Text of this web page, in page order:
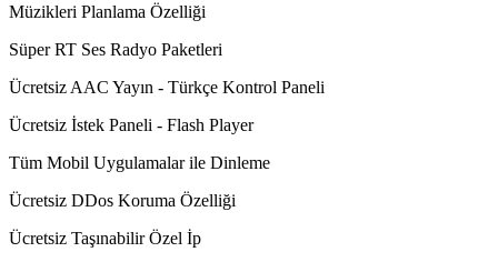
Müzikleri Planlama Özelliği
Süper RT Ses Radyo Paketleri
Ücretsiz AAC Yayın - Türkçe Kontrol Paneli
Ücretsiz İstek Paneli - Flash Player
Tüm Mobil Uygulamalar ile Dinleme
Ücretsiz DDos Koruma Özelliği
Ücretsiz Taşınabilir Özel İp